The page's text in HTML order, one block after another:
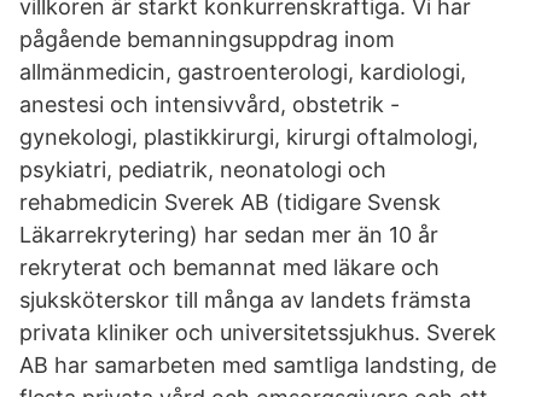
villkoren är starkt konkurrenskraftiga. Vi har
pågående bemanningsuppdrag inom
allmänmedicin, gastroenterologi, kardiologi,
anestesi och intensivvård, obstetrik -
gynekologi, plastikkirurgi, kirurgi oftalmologi,
psykiatri, pediatrik, neonatologi och
rehabmedicin Sverek AB (tidigare Svensk
Läkarrekrytering) har sedan mer än 10 år
rekryterat och bemannat med läkare och
sjuksköterskor till många av landets främsta
privata kliniker och universitetssjukhus. Sverek
AB har samarbeten med samtliga landsting, de